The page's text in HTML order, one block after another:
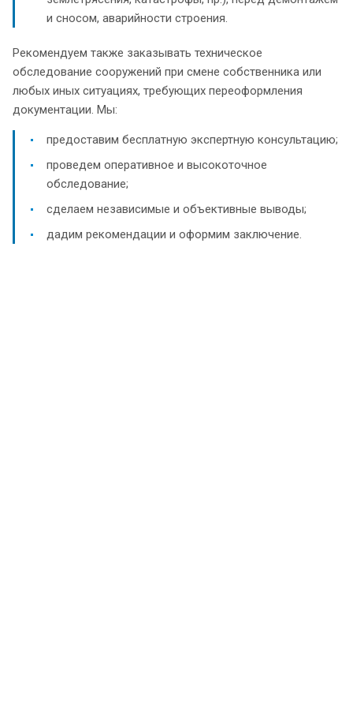
и сносом, аварийности строения.
Рекомендуем также заказывать техническое
обследование сооружений при смене собственника или
любых иных ситуациях, требующих переоформления
документации. Мы:
предоставим бесплатную экспертную консультацию;
проведем оперативное и высокоточное
обследование;
сделаем независимые и объективные выводы;
дадим рекомендации и оформим заключение.